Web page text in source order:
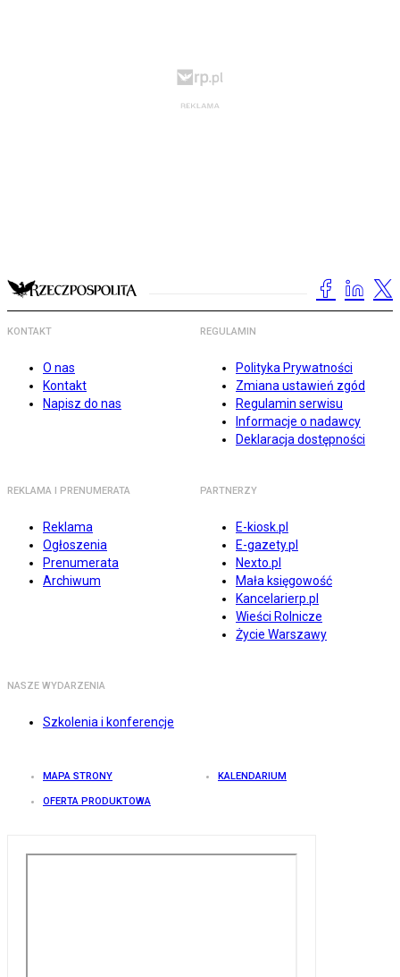
KONTAKT
O nas
Kontakt
Napisz do nas
REGULAMIN
Polityka Prywatności
Zmiana ustawień zgód
Regulamin serwisu
Informacje o nadawcy
Deklaracja dostępności
REKLAMA I PRENUMERATA
Reklama
Ogłoszenia
Prenumerata
Archiwum
PARTNERZY
E-kiosk.pl
E-gazety.pl
Nexto.pl
Mała księgowość
Kancelarierp.pl
Wieści Rolnicze
Życie Warszawy
NASZE WYDARZENIA
Szkolenia i konferencje
MAPA STRONY KALENDARIUM
OFERTA PRODUKTOWA